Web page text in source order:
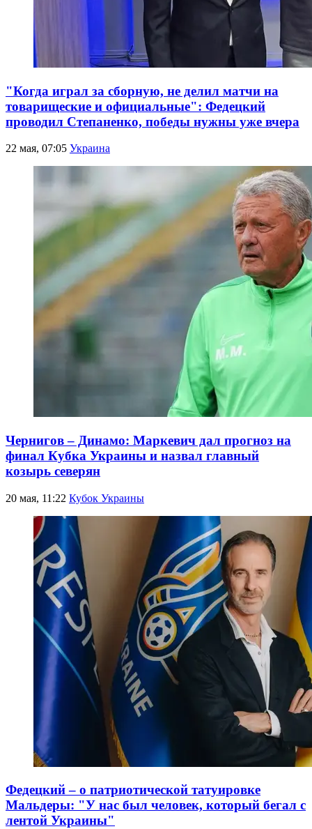
"Когда играл за сборную, не делил матчи на
товарищеские и официальные": Федецкий
проводил Степаненко, победы нужны уже вчера
22 мая, 07:05 Украина
Чернигов – Динамо: Маркевич дал прогноз на
финал Кубка Украины и назвал главный
козырь северян
20 мая, 11:22 Кубок Украины
Федецкий – о патриотической татуировке
Мальдеры: "У нас был человек, который бегал с
лентой Украины"